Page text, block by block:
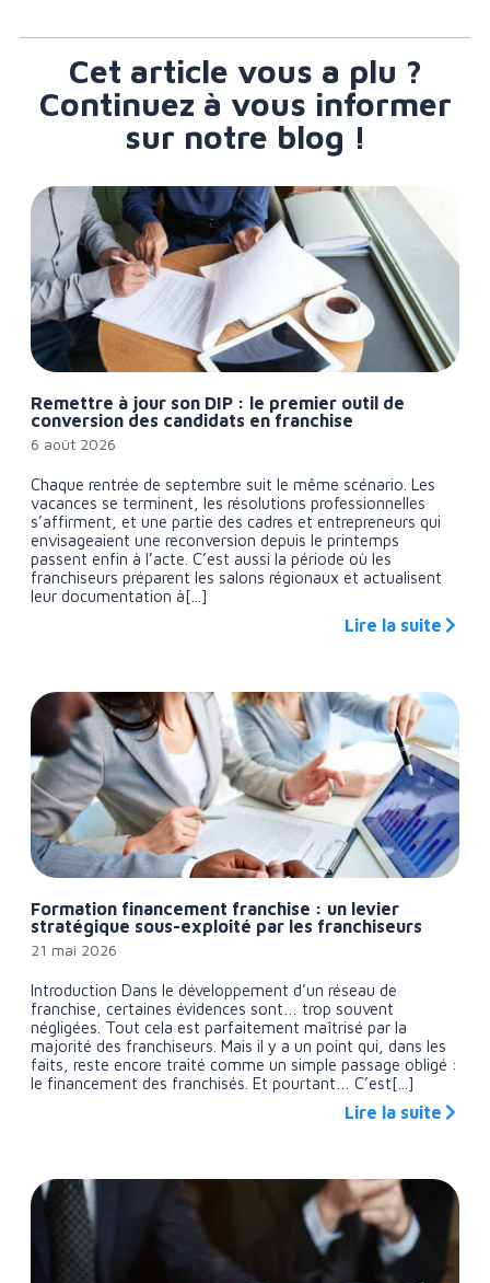
Cet article vous a plu ?
Continuez à vous informer
sur notre blog !
Remettre à jour son DIP : le premier outil de
conversion des candidats en franchise
6 août 2026
Chaque rentrée de septembre suit le même scénario. Les
vacances se terminent, les résolutions professionnelles
s’affirment, et une partie des cadres et entrepreneurs qui
envisageaient une reconversion depuis le printemps
passent enfin à l’acte. C’est aussi la période où les
franchiseurs préparent les salons régionaux et actualisent
leur documentation à[...]
Lire la suite
Formation financement franchise : un levier
stratégique sous-exploité par les franchiseurs
21 mai 2026
Introduction Dans le développement d’un réseau de
franchise, certaines évidences sont… trop souvent
négligées. Tout cela est parfaitement maîtrisé par la
majorité des franchiseurs. Mais il y a un point qui, dans les
faits, reste encore traité comme un simple passage obligé :
le financement des franchisés. Et pourtant… C’est[...]
Lire la suite